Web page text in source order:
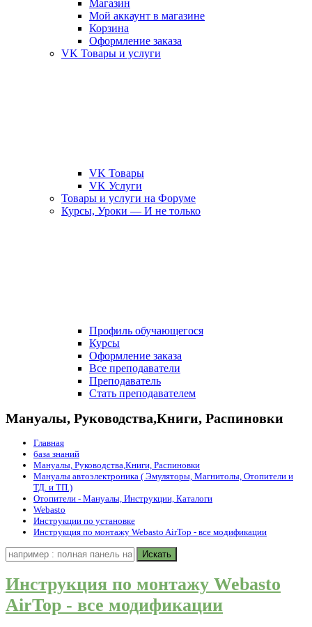
Магазин
Мой аккаунт в магазине
Корзина
Оформление заказа
VK Товары и услуги
VK Товары
VK Услуги
Товары и услуги на Форуме
Курсы, Уроки — И не только
Профиль обучающегося
Курсы
Оформление заказа
Все преподаватели
Преподаватель
Стать преподавателем
Мануалы, Руководства,Книги, Распиновки
Главная
база знаний
Мануалы, Руководства,Книги, Распиновки
Мануалы автоэлектроника ( Эмуляторы, Магнитолы, Отопители и
ТД. и ТП.)
Отопители - Мануалы, Инструкции, Каталоги
Webasto
Инструкции по установке
Инструкция по монтажу Webasto AirTop - все модификации
Инструкция по монтажу Webasto
AirTop - все модификации